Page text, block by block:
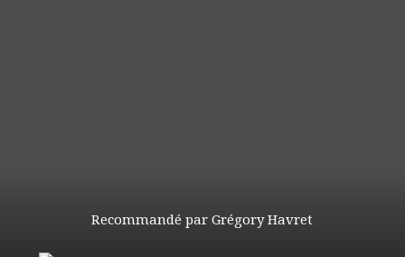
Recommandé par Grégory Havret